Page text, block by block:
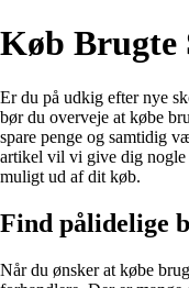
Køb Brugte
Er du på udkig efter nye
bør du overveje at købe
spare penge og samtidig
artikel vil vi give dig nogle
muligt ud af dit køb.
Find pålidelige
Når du ønsker at købe